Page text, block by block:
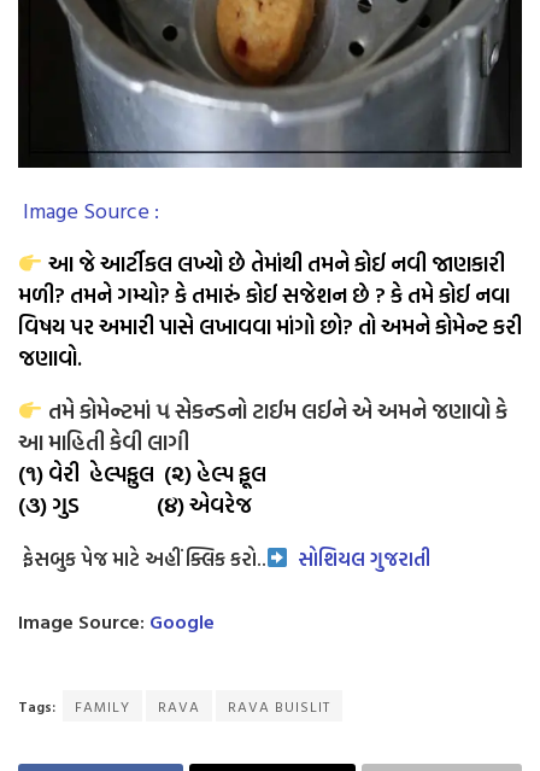
Image Source :
આ જે આર્ટીકલ લખ્યો છે તેમાંથી તમને કોઈ નવી જાણકારી
મળી? તમને ગમ્યો? કે તમારું કોઈ સજેશન છે ? કે તમે કોઈ નવા
વિષય પર અમારી પાસે લખાવવા માંગો છો? તો અમને કોમેન્ટ કરી
જણાવો.
તમે કોમેન્ટમાં ૫ સેકન્ડનો ટાઈમ લઈને એ અમને જણાવો કે
આ માહિતી કેવી લાગી
(૧) વેરી હેલ્પફુલ (૨) હેલ્પ ફૂલ
(૩) ગુડ (૪) એવરેજ
ફેસબુક પેજ માટે અહીં ક્લિક કરો.. સોશિયલ ગુજરાતી
Image Source: Google
Tags: FAMILY RAVA RAVA BUISLIT